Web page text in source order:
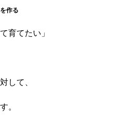
作る
育てたい」
して、
。